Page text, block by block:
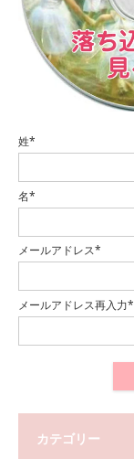
姓*
名*
メールアドレス*
メールアドレス再入力*
カテゴリー